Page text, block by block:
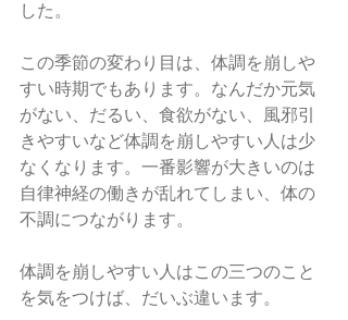
した。
この季節の変わり目は、体調を崩しや
すい時期でもあります。なんだか元気
がない、だるい、食欲がない、風邪引
きやすいなど体調を崩しやすい人は少
なくなります。一番影響が大きいのは
自律神経の働きが乱れてしまい、体の
不調につながります。
体調を崩しやすい人はこの三つのこと
を気をつけば、だいぶ違います。